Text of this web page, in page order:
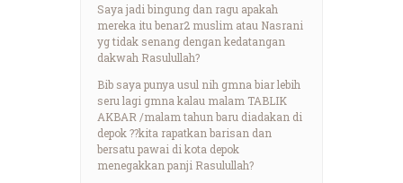
Saya jadi bingung dan ragu apakah
mereka itu benar2 muslim atau Nasrani
yg tidak senang dengan kedatangan
dakwah Rasulullah?
Bib saya punya usul nih gmna biar lebih
seru lagi gmna kalau malam TABLIK
AKBAR /malam tahun baru diadakan di
depok ??kita rapatkan barisan dan
bersatu pawai di kota depok
menegakkan panji Rasulullah?